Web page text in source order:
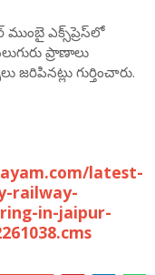
ముంబై ఎక్స్‌ప్రెస్‌లో
ప్రాణాలు
గుర్తించారు.
latest-
railway-
in-jaipur-